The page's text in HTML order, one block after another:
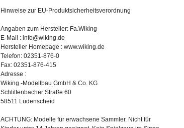
Hinweise zur EU-Produktsicherheitsverordnung
Angaben zum Hersteller: Fa.Wiking
E-Mail : info@wiking.de
Hersteller Homepage : www.wiking.de
Telefon: 02351-876-0
Fax: 02351-876-415
Adresse :
Wiking -Modellbau GmbH & Co. KG
Schlittenbacher Straße 60
58511 Lüdenscheid
ACHTUNG: Modelle für erwachsene Sammler. Nicht für